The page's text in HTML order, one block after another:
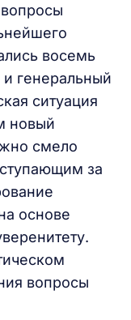
восемь
генеральный
ситуация
новый
смело
за
основе
вопросы